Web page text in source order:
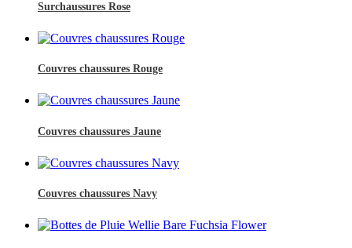
Surchaussures Rose
Couvres chaussures Rouge
Couvres chaussures Jaune
Couvres chaussures Navy